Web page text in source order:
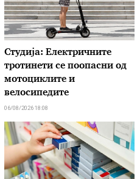
Студија: Електричните
тротинети се поопасни од
мотоциклите и
велосипедите
06/08/2026 18:08